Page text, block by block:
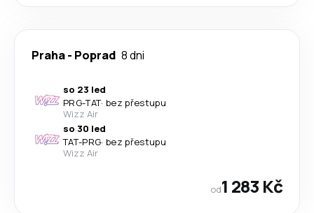
Praha- Poprad 8 dni
so 23 led
PRG-TAT· bez přestupu
Wizz Air
so 30 led
TAT-PRG· bez přestupu
Wizz Air
od1 283 Kč